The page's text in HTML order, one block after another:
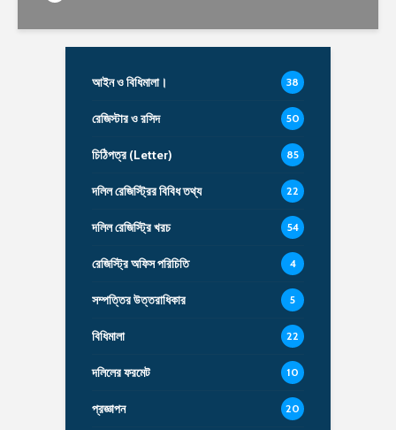
আইন ও বিধিমালা। 38
রেজিস্টার ও রসিদ 50
চিঠিপত্র (Letter) 85
দলিল রেজিস্ট্রির বিবিধ তথ্য 22
দলিল রেজিস্ট্রি খরচ 54
রেজিস্ট্রি অফিস পরিচিতি 4
সম্পত্তির উত্তরাধিকার 5
বিধিমালা 22
দলিলের ফরমেট 10
প্রজ্ঞাপন 20